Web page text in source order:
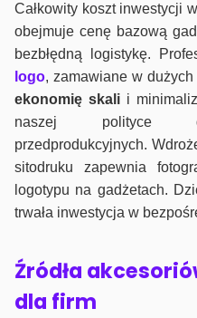
Całkowity koszt inwestycji
obejmuje cenę bazową
bezbłędną logistykę.
logo, zamawiane w
ekonomię skalii
naszej polityce
przedprodukcyjnych.
sitodruku zapewnia
logotypu na gadżetach.
trwała inwestycja w
Źródła
dla firm